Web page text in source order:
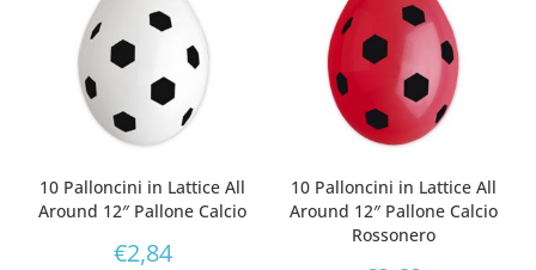
10 Palloncini in Lattice All
Around 12″ Pallone Calcio
€2,84
10 Palloncini in Lattice All
Around 12″ Pallone Calcio
Rossonero